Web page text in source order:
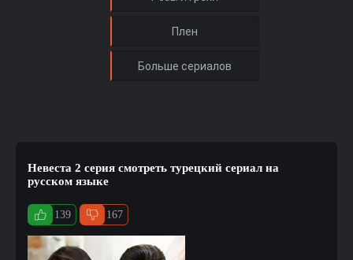
Невеста 2 серия смотреть турецкий сериал на
русском языке
139 167